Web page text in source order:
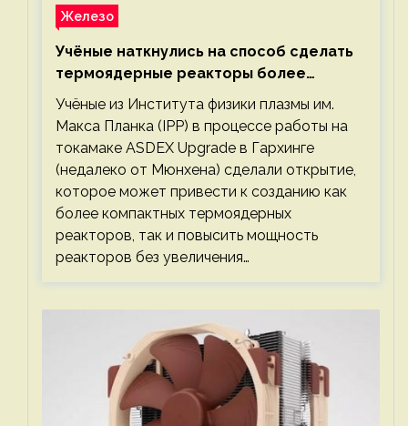
Железо
Учёные наткнулись на способ сделать
термоядерные реакторы более
компактными или мощными
Учёные из Института физики плазмы им.
Макса Планка (IPP) в процессе работы на
токамаке ASDEX Upgrade в Гархинге
(недалеко от Мюнхена) сделали открытие,
которое может привести к созданию как
более компактных термоядерных
реакторов, так и повысить мощность
реакторов без увеличения…